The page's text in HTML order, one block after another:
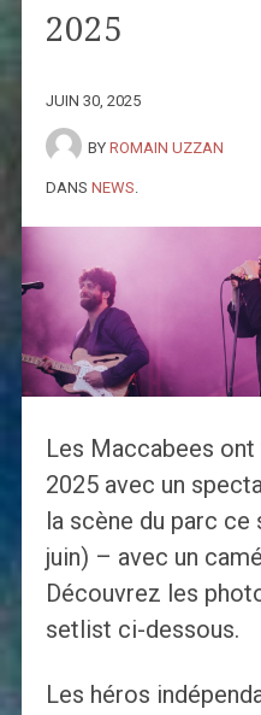
2025
JUIN 30, 2025
BY ROMAIN UZZAN
DANS NEWS
Les Maccabees
2025 avec un
la scène du parc
juin) – avec un
Découvrez les
setlist ci-dessous.
Les héros